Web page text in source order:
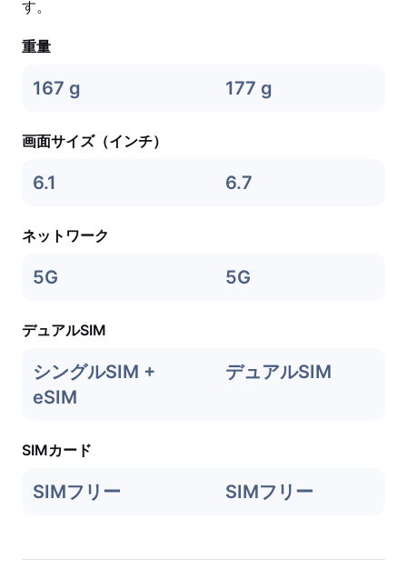
す。
重量
167 g 177 g
画面サイズ（インチ）
6.1 6.7
ネットワーク
5G 5G
デュアルSIM
シングルSIM +
eSIM
デュアルSIM
SIMカード
SIMフリー SIMフリー